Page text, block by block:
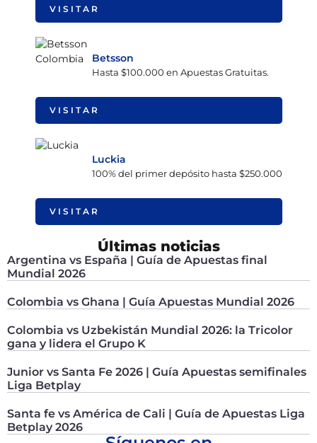
VISITAR
Betsson
Hasta $100.000 en Apuestas Gratuitas.
VISITAR
Luckia
100% del primer depósito hasta $250.000
VISITAR
Últimas noticias
Argentina vs España | Guía de Apuestas final
Mundial 2026
Colombia vs Ghana | Guía Apuestas Mundial 2026
Colombia vs Uzbekistán Mundial 2026: la Tricolor
gana y lidera el Grupo K
Junior vs Santa Fe 2026 | Guía Apuestas semifinales
Liga Betplay
Santa fe vs América de Cali | Guía de Apuestas Liga
Betplay 2026